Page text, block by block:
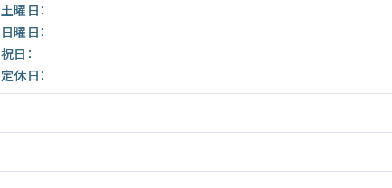
土曜日：
日曜日：
祝日：
定休日：